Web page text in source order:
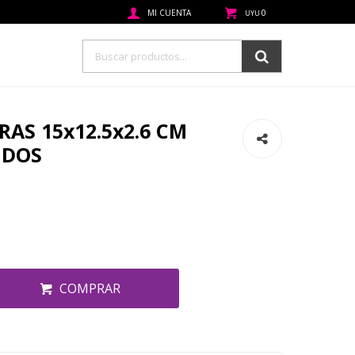
UYU 0
15x12.5x2.6 CM
COMPRAR